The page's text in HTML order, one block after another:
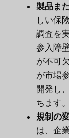
製品ま
しい保
調査を
参入障
が不可
が市場
開発し
ちます。
規制の
は、企